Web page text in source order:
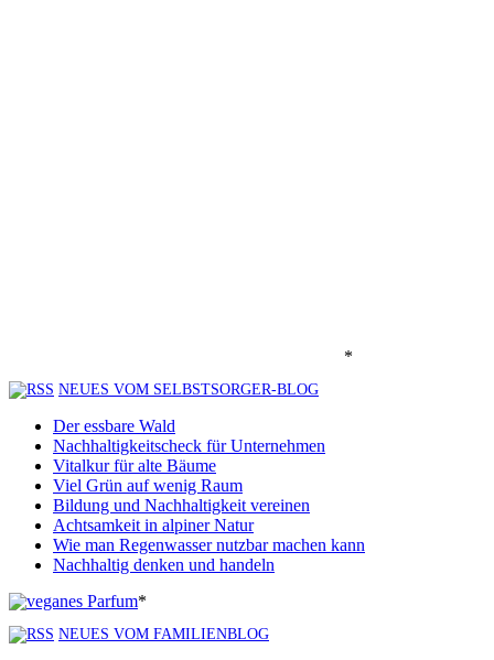
*
NEUES VOM SELBSTSORGER-BLOG
Der essbare Wald
Nachhaltigkeitscheck für Unternehmen
Vitalkur für alte Bäume
Viel Grün auf wenig Raum
Bildung und Nachhaltigkeit vereinen
Achtsamkeit in alpiner Natur
Wie man Regenwasser nutzbar machen kann
Nachhaltig denken und handeln
*
NEUES VOM FAMILIENBLOG